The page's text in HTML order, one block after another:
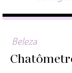
Beleza